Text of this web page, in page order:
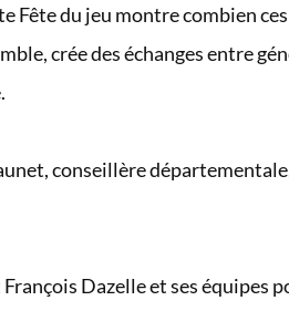
du jeu montre combien
crée des échanges entre
conseillère
Dazelle et ses